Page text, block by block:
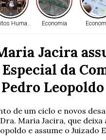
Humanos Economia
Jacira
da
Leopoldo
de um ciclo e novos
Maria Jacira, que deixa
e assume o Juizado